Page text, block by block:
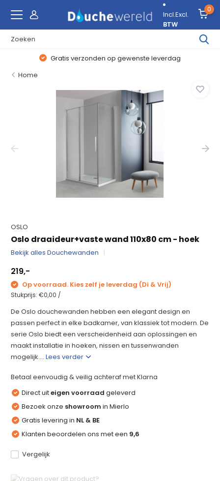
Incl.Excl.
BTW
0
Gratis verzonden op gewenste leverdag
Home
OSLO
Oslo draaideur+vaste wand 110x80 cm - hoek
Bekijk alles Douchewanden
219,-
Op voorraad. Kies zelf je leverdag (Di & Vrij)
Stukprijs:€0,00 /
De Oslo douchewanden hebben een elegant design en
passen perfect in elke badkamer, van klassiek tot modern. De
serie Oslo biedt een verscheidenheid aan oplossingen en
maakt installatie in hoeken, nissen en tussenwanden
mogelijk....Lees verder
Betaal eenvoudig & veilig achteraf met Klarna
Direct uiteigen voorraad geleverd
Bezoek onze showroom in Mierlo
Gratis levering in NL & BE
Klanten beoordelen ons met een 9,6
Vergelijk